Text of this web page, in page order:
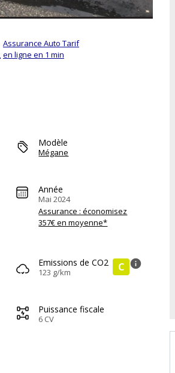
Assurance Auto Tarif
en ligne en 1 min
Modèle
Mégane
Année
Mai 2024
Assurance : économisez
357€ en moyenne*
Emissions de CO2
123 g/km C info
Puissance fiscale
6 CV